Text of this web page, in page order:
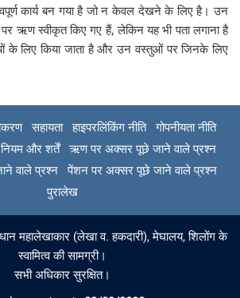
कार्य बन गया है जो न केवल देखने के लिए है। उन
पर ऋण स्वीकृत किए गए हैं, लेकिन यह भी पता लगाना है
के लिए किया जाता है और उन वस्तुओं पर जिनके लिए
सहायता हाइपरलिंकिंग नीति
गोपनीयता नीति
नियम और शर्तें
ऋण पर अक्सर पूछे जाने वाले प्रश्न
वाले प्रश्न
पेंशन पर अक्सर पूछे जाने वाले प्रश्न
पुरालेख
महालेखाकार (लेखा व. हकदारी), मेघालय, शिलोंग के
स्वामित्व की सामग्री।
सभी अधिकार सुरक्षित।